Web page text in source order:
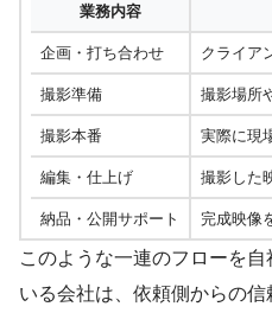
業務内容
企画・打ち合わせ クライア
撮影準備 撮影場所
撮影本番 実際に現
編集・仕上げ 撮影した
納品・公開サポート 完成映像
このような一連のフローを
いる会社は、依頼側からの信